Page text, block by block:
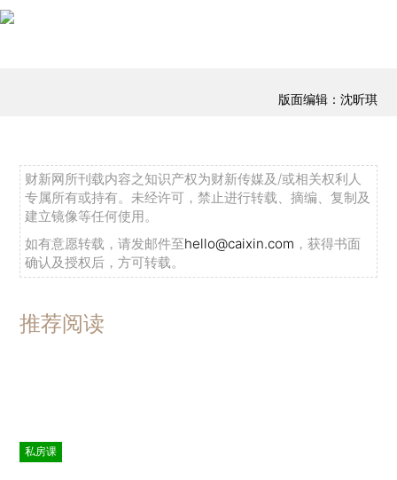
版面编辑：沈昕琪
财新网所刊载内容之知识产权为财新传媒及/或相关权利人
专属所有或持有。未经许可，禁止进行转载、摘编、复制及
建立镜像等任何使用。
如有意愿转载，请发邮件至hello@caixin.com ，获得书面
确认及授权后，方可转载。
推荐阅读
私房课